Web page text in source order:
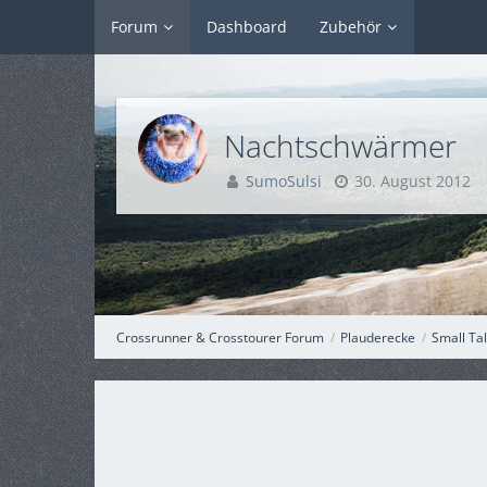
Forum Dashboard Zubehör
Crossrunner & Crosstourer Forum Plauderecke Small
Nachtschwärmer
SumoSulsi 30. August 2012